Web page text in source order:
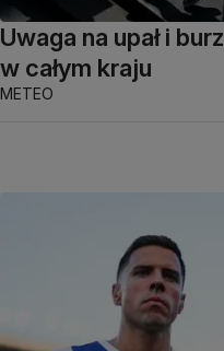
Uwaga na upał i
w całym kraju
METEO